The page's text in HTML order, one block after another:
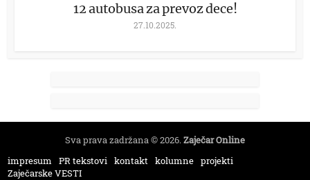
12 autobusa za prevoz dece!
27.10.2025.
Sva prava zadržana © 2026.Zaječar Online
impresum
PR tekstovi kontakt kolumne projekti
Zaječarske VESTI